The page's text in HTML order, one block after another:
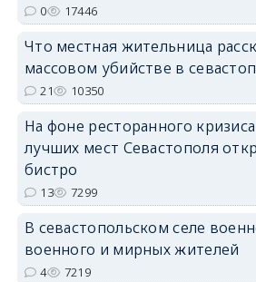
0 17446
Что местная жительница
массовом убийстве в
21 10350
На фоне ресторанного
лучших мест Севастополя
бистро
13 7299
В севастопольском селе
военного и мирных жителей
4 7219